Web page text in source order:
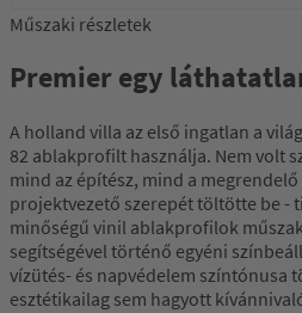
Műszaki részletek
Premier egy
A holland villa az első ingatlan a
82 ablakprofilt használja. Nem volt
mind az építész, mind a megrendelő
projektvezető szerepét töltötte be -
minőségű vinil ablakprofilok
segítségével történő egyéni
vízütés- és napvédelem színtónusa
esztétikailag sem hagyott